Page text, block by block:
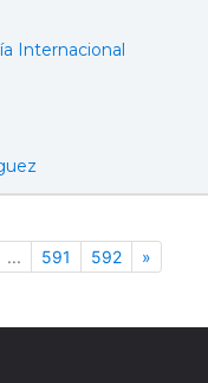
Internacional
... 591 592 »